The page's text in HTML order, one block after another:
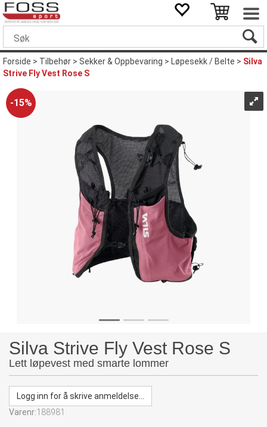
Forside>Tilbehør>Sekker & Oppbevaring>Løpesekk / Belte>Silva
Strive Fly Vest Rose S
15%
Silva Strive Fly Vest Rose S
Lett løpevest med smarte lommer
Logg inn for å skrive anmeldelse...
Varenr:188981